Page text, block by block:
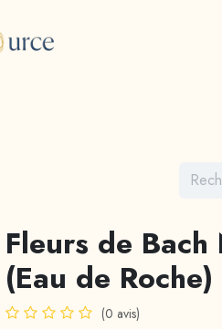
Fleurs de Bach
(Eau de
(0 avis)